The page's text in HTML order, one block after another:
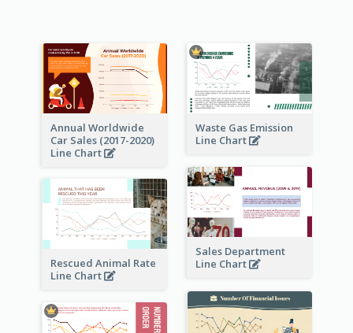
Annual Worldwide
Car Sales (2017-2020)
Line Chart
Waste Gas Emission
Line Chart
Sales Department
Line Chart
Rescued Animal Rate
Line Chart